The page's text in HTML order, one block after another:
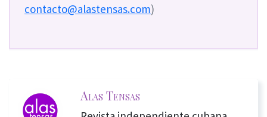
contacto@alastensas.com)
Alas Tensas